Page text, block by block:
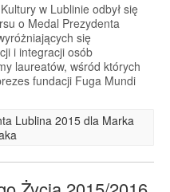
w Lublinie odbył się
o Medal Prezydenta
się
i integracji osób
laureatów, wśród których
fundacji Fuga Mundi
Lublina 2015 dla Marka